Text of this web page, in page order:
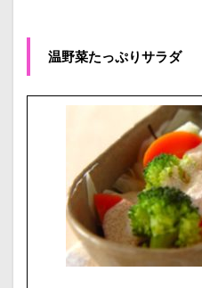
温野菜たっぷりサラダ